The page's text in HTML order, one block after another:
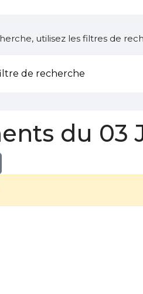
utilisez les filtres de
de recherche
du 03